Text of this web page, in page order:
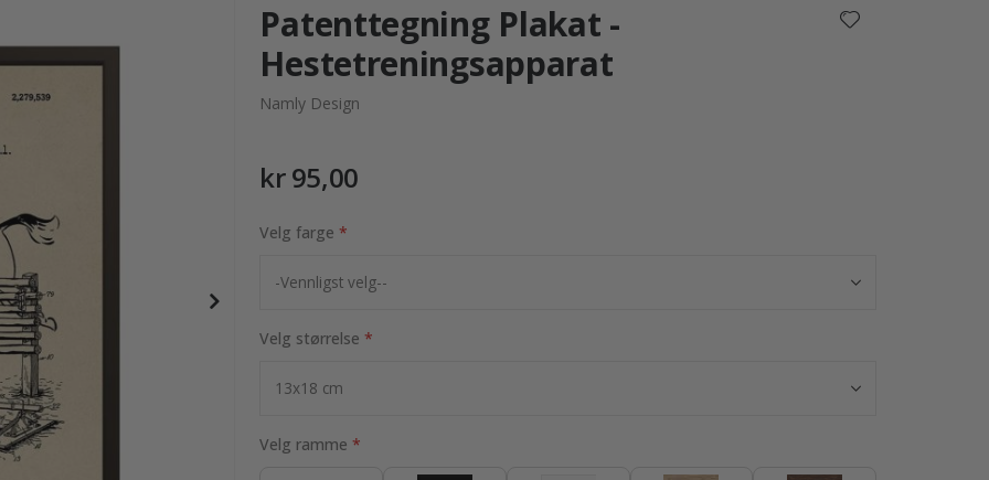
/ Velg størrelse / Flower power
Patenttegning Plakat -
Hestetreningsapparat
Namly Design
kr 95,00
Velg farge
Velg størrelse
Velg ramme